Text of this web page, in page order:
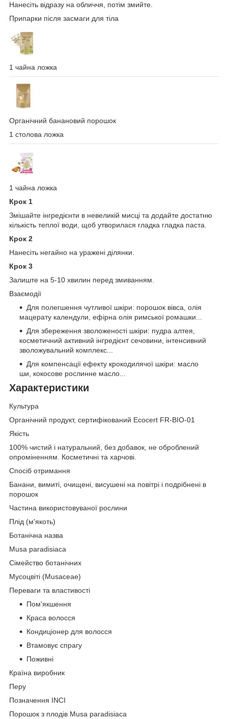
Нанесіть відразу на обличчя, потім змийте.
Припарки після засмаги для тіла
1 чайна ложка
Органічний банановий порошок
1 столова ложка
1 чайна ложка
Крок 1
Змішайте інгредієнти в невеликій мисці та додайте достатню
кількість теплої води, щоб утворилася гладка гладка паста.
Крок 2
Нанесіть негайно на уражені ділянки.
Крок 3
Залиште на 5-10 хвилин перед змиванням.
Взаємодії
Для полегшення чутливої шкіри: порошок вівса, олія
мацерату календули, ефірна олія римської ромашки...
Для збереження зволоженості шкіри: пудра алтея,
косметичний активний інгредієнт сечовини, інтенсивний
зволожувальний комплекс...
Для компенсації ефекту крокодилячої шкіри: масло
ши, кокосове рослинне масло...
Характеристики
Культура
Органічний продукт, сертифікований Ecocert FR-BIO-01
Якість
100% чистий і натуральний, без добавок, не оброблений
опроміненням. Косметичні та харчові.
Спосіб отримання
Банани, вимиті, очищені, висушені на повітрі і подрібнені в
порошок
Частина використовуваної рослини
Плід (м'якоть)
Ботанічна назва
Musa paradisiaca
Сімейство ботанічних
Мусоцвіті (Musaceae)
Переваги та властивості
Пом'якшення
Краса волосся
Кондиціонер для волосся
Втамовує спрагу
Поживні
Країна виробник
Перу
Позначення INCI
Порошок з плодів Musa paradisiaca